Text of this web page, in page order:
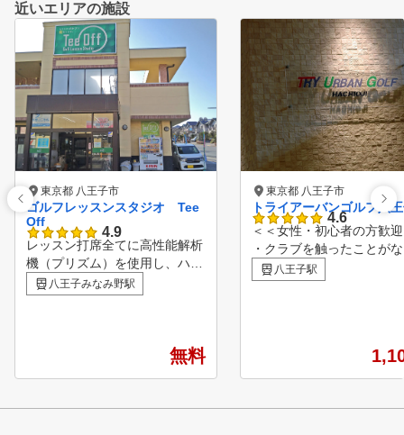
近いエリアの施設
東京都 八王子市
ゴルフレッスンスタジオ Tee
Off
4.9
レッスン打席全てに高性能解析
機（プリズム）を使用し、ハイ
スピードカメラで打点も明確に
わかります。 また、場内には
ております。 駐車場も最大12
八王子みなみ野駅
無料
東京都 八王子市
トライアーバンゴルフ八
4.6
＜＜女性・初心者の方歓
・クラブを触ったことが
・クラブを持っていない
事帰りに通いたい ・習っ
＜＜基本からやり直した
・我流スイングを直した
八王子駅